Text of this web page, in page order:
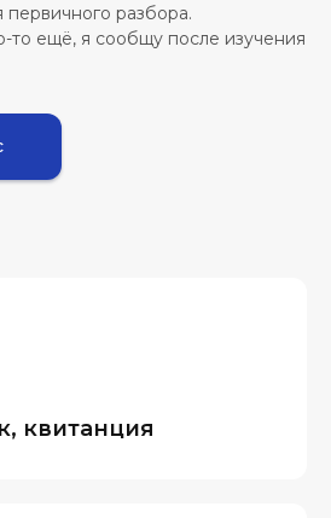
первичного разбора.
то ещё, я сообщу после изучения
квитанция